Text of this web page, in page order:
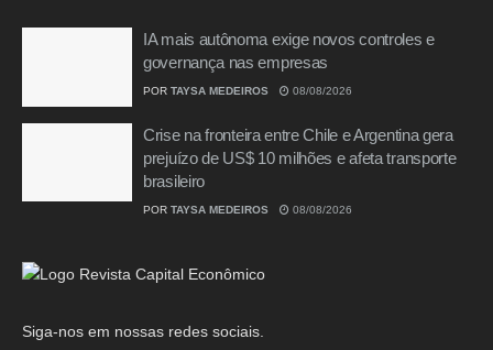
IA mais autônoma exige novos controles e
governança nas empresas
POR TAYSA MEDEIROS 08/08/2026
Crise na fronteira entre Chile e Argentina gera
prejuízo de US$ 10 milhões e afeta transporte
brasileiro
POR TAYSA MEDEIROS 08/08/2026
Siga-nos em nossas redes sociais.